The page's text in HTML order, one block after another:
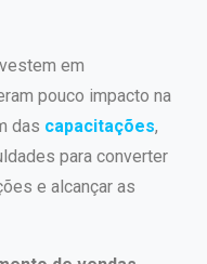
em
pouco impacto na
das capacitações,
para converter
e alcançar as